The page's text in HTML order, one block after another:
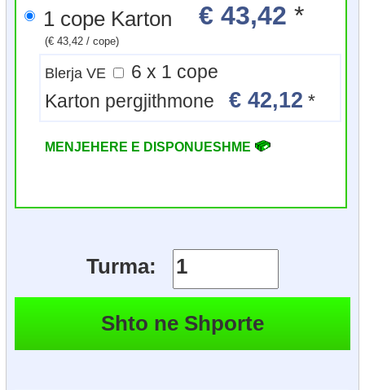
1 cope Karton € 43,42 *
(€ 43,42 / cope)
Blerja VE
6 x 1 cope
Karton pergjithmone€ 42,12 *
MENJEHERE E DISPONUESHME
Turma: